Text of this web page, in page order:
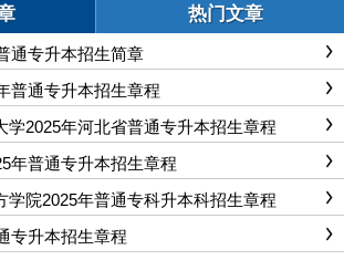
热门文章
通专升本招生简章
普通专升本招生章程
学2025年河北省普通专升本招生章程
年普通专升本招生章程
学院2025年普通专科升本科招生章程
专升本招生章程